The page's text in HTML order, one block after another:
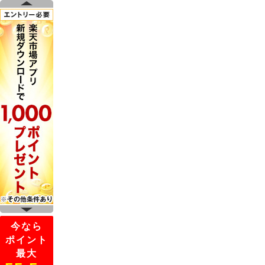
今なら
ポイント
最大